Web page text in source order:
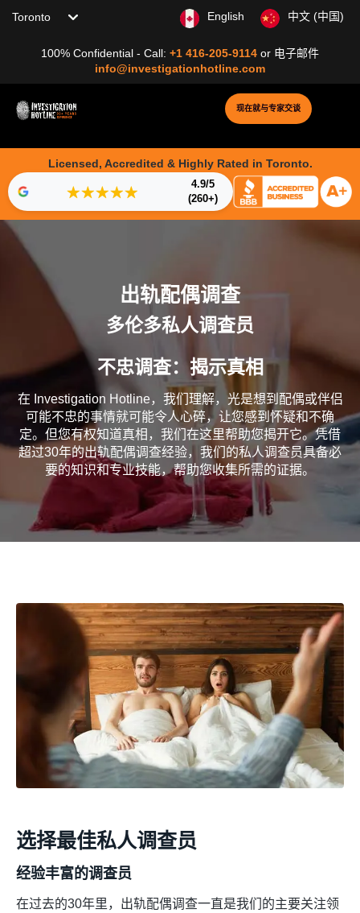
Choose your location
100% Confidential - Call: +1 416-205-9114 or 电子邮件
info@investigationhotline.com
English 中文 (中国)
现在就与专家交谈
Licensed, Accredited & Highly Rated in Toronto.
★★★★★
4.9/5
(260+)
出轨配偶调查
多伦多私人调查员
不忠调查：揭示真相
在 Investigation Hotline，我们理解，光是想到配偶或伴侣
可能不忠的事情就可能令人心碎，让您感到怀疑和不确
定。但您有权知道真相，我们在这里帮助您揭开它。凭借
超过30年的出轨配偶调查经验，我们的私人调查员具备必
要的知识和专业技能，帮助您收集所需的证据。
选择最佳私人调查员
经验丰富的调查员
在过去的30年里，出轨配偶调查一直是我们的主要关注领